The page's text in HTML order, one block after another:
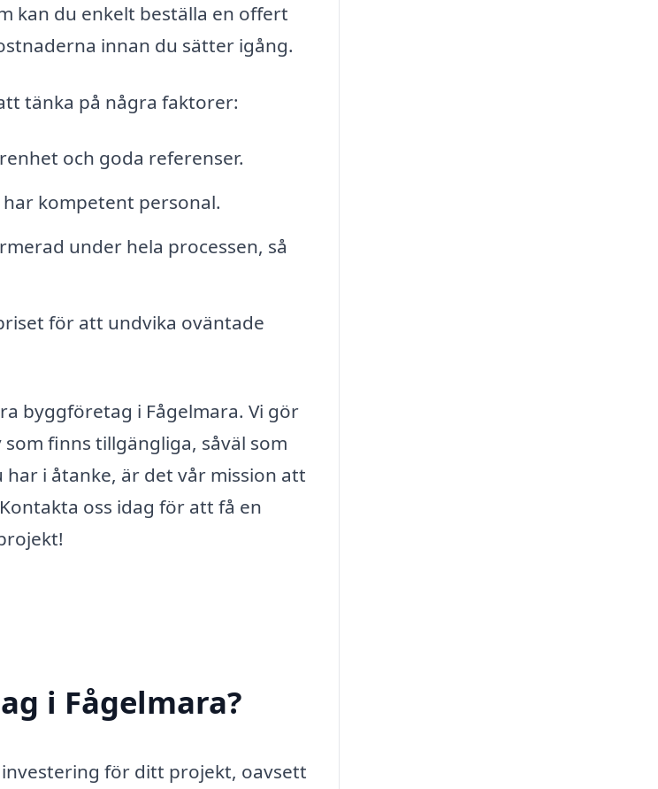
kan du enkelt beställa en offert
innan du sätter igång.
tänka på några faktorer:
och goda referenser.
kompetent personal.
under hela processen, så
för att undvika oväntade
byggföretag i Fågelmara. Vi gör
finns tillgängliga, såväl som
i åtanke, är det vår mission att
oss idag för att få en
i Fågelmara?
för ditt projekt, oavsett